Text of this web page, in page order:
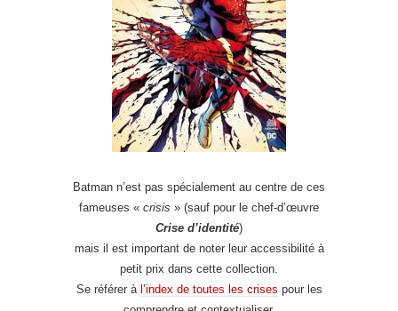
Batman n’est pas spécialement au centre de ces
fameuses « crisis » (sauf pour le chef-d’œuvre
Crise d’identité)
mais il est important de noter leur accessibilité à
petit prix dans cette collection.
Se référer à l’index de toutes les crises pour les